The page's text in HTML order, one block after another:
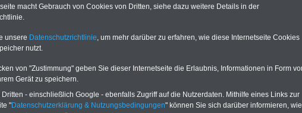
aus der öffentlichen Verwaltung: Forum
2011 - Heesen: Dieses Thema geht uns alle an;
Vorteile für den
und sparen:
-
Vergleich Gesetzliche
macht Gebrauch von Cookies von Dritten, siehe dazu weitere Details in der
unsere Datenschutzrichtlinie , um mehr darüber zu erfahren, wie diese Internetseite Cookies
nutzt.
von "Zustimmung" geben Sie dieser Internetseite die Erlaubnis, Informationen in Form
Gerät zu speichern.
- einschließlich Google - ebenfalls Zugriff auf die Nutzerdaten. Mithilfe eines Links zur
"Datenschutzerklärung & Nutzungsbedingungen" können Sie sich darüber informieren, wie